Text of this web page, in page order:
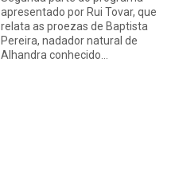
apresentado por Rui Tovar, que
relata as proezas de Baptista
Pereira, nadador natural de
Alhandra conhecido…